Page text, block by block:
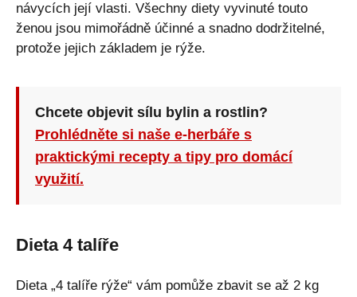
návycích její vlasti. Všechny diety vyvinuté touto
ženou jsou mimořádně účinné a snadno dodržitelné,
protože jejich základem je rýže.
Chcete objevit sílu bylin a rostlin?
Prohlédněte si naše e-herbáře s
praktickými recepty a tipy pro domácí
využití.
Dieta 4 talíře
Dieta „4 talíře rýže“ vám pomůže zbavit se až 2 kg